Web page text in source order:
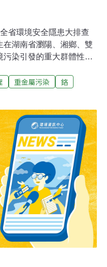
省環境安全隱患大排查
湖南省瀏陽、湘鄉、雙
染引發的重大群體性事
要求全省各級環保局長
大排查的緊迫性 和必要
近200人參加了這次會
和原湖南鐵合金廠非法轉
民群眾的環境權益 受到侵
問題已成為影響湖南省社
實遏制當前 污染反彈勢
保國慶60周年環境安全和
重金屬污染
鉻